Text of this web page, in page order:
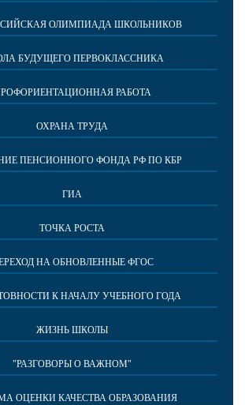
ОЛИМПИАДА ШКОЛЬНИКОВ
БУДУЩЕГО ПЕРВОКЛАССНИКА
РАБОТА
ОХРАНА ТРУДА
ПЕНСИОННОГО ФОНДА РФ ПО КБР
ГИА
ТОЧКА РОСТА
НА ОБНОВЛЕННЫЕ ФГОС
К НАЧАЛУ УЧЕБНОГО ГОДА
ЖИЗНЬ ШКОЛЫ
"РАЗГОВОРЫ О ВАЖНОМ"
ОЦЕНКИ КАЧЕСТВА ОБРАЗОВАНИЯ